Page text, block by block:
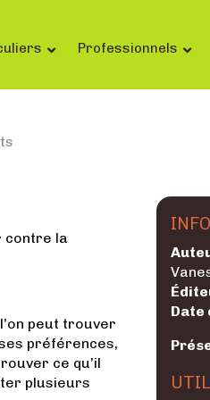
Professionnels
contre la
peut trouver
préférences,
ce qu’il
plusieurs
Date